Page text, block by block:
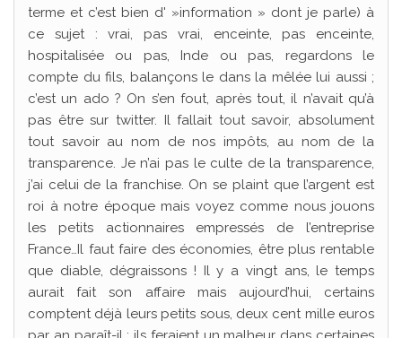
terme et c’est bien d' »information » dont je parle) à
ce sujet : vrai, pas vrai, enceinte, pas enceinte,
hospitalisée ou pas, Inde ou pas, regardons le
compte du fils, balançons le dans la mêlée lui aussi ;
c’est un ado ? On s’en fout, après tout, il n’avait qu’à
pas être sur twitter. Il fallait tout savoir, absolument
tout savoir au nom de nos impôts, au nom de la
transparence. Je n’ai pas le culte de la transparence,
j’ai celui de la franchise. On se plaint que l’argent est
roi à notre époque mais voyez comme nous jouons
les petits actionnaires empressés de l’entreprise
France…Il faut faire des économies, être plus rentable
que diable, dégraissons ! Il y a vingt ans, le temps
aurait fait son affaire mais aujourd’hui, certains
comptent déjà leurs petits sous, deux cent mille euros